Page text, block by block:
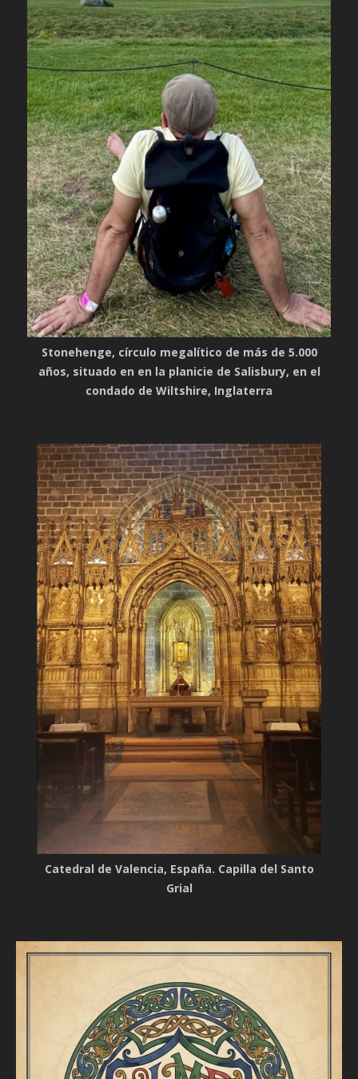
Stonehenge, círculo megalítico de más de 5.000
años, situado en en la planicie de Salisbury, en el
condado de Wiltshire, Inglaterra
Catedral de Valencia, España. Capilla del Santo
Grial